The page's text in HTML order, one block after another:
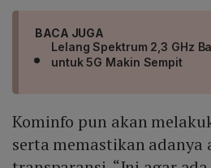
BACA JUGA
Lelang Spektrum 2,3 GHz
untuk 5G Makin Sempit
Kominfo pun akan
serta memastikan